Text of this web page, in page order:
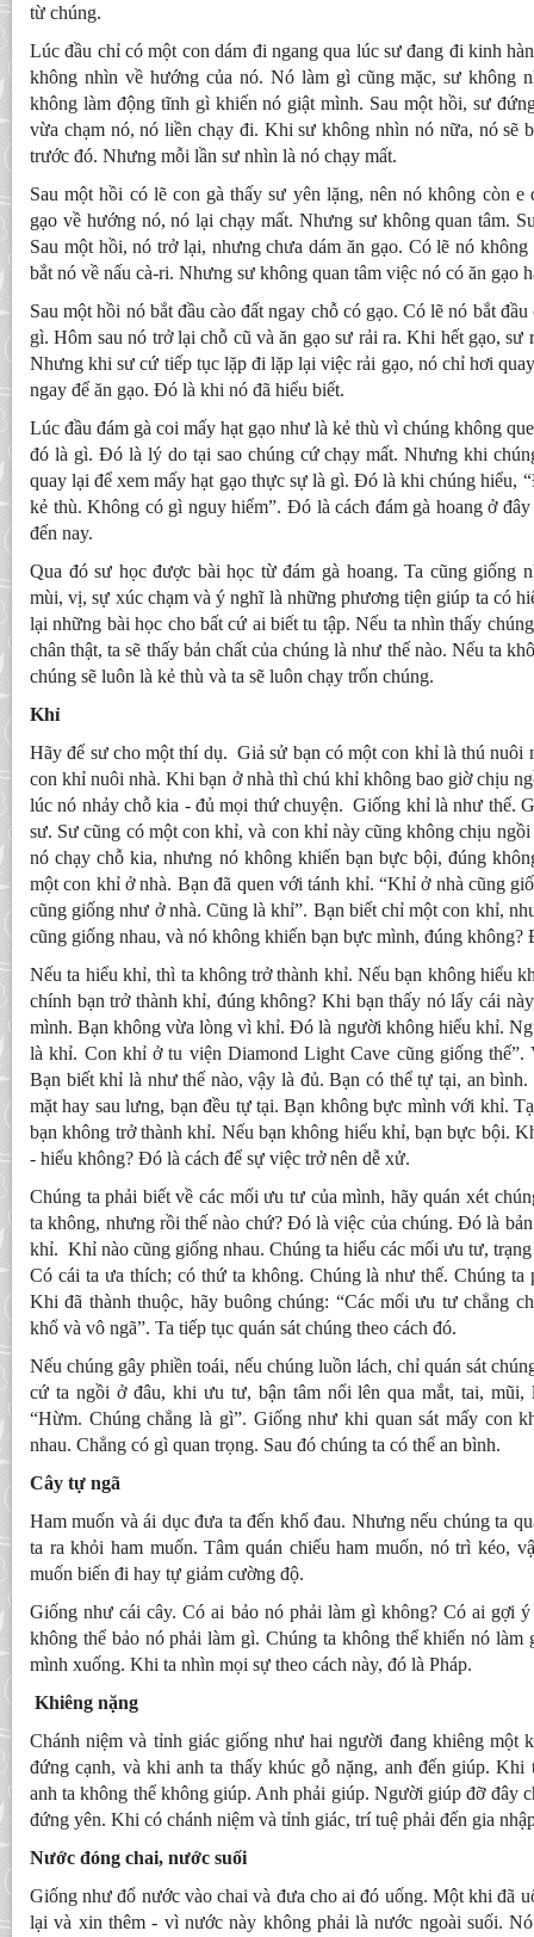
từ chúng.
Lúc đầu chỉ có một con dám đi ngang qua lúc sư đang đi kinh
không nhìn về hướng của nó. Nó làm gì cũng mặc, sư không
không làm động tĩnh gì khiến nó giật mình. Sau một hồi, sư
vừa chạm nó, nó liền chạy đi. Khi sư không nhìn nó nữa, nó sẽ
trước đó. Nhưng mỗi lần sư nhìn là nó chạy mất.
Sau một hồi có lẽ con gà thấy sư yên lặng, nên nó không còn
gạo về hướng nó, nó lại chạy mất. Nhưng sư không quan tâm.
Sau một hồi, nó trở lại, nhưng chưa dám ăn gạo. Có lẽ nó
bắt nó về nấu cà-ri. Nhưng sư không quan tâm việc nó có ăn gạo
Sau một hồi nó bắt đầu cào đất ngay chỗ có gạo. Có lẽ nó bắt
gì. Hôm sau nó trở lại chỗ cũ và ăn gạo sư rải ra. Khi hết gạo, sư
Nhưng khi sư cứ tiếp tục lặp đi lặp lại việc rải gạo, nó chỉ hơi
ngay để ăn gạo. Đó là khi nó đã hiểu biết.
Lúc đầu đám gà coi mấy hạt gạo như là kẻ thù vì chúng không
đó là gì. Đó là lý do tại sao chúng cứ chạy mất. Nhưng khi
quay lại để xem mấy hạt gạo thực sự là gì. Đó là khi chúng hiểu,
kẻ thù. Không có gì nguy hiểm”. Đó là cách đám gà hoang ở
đến nay.
Qua đó sư học được bài học từ đám gà hoang. Ta cũng giống
mùi, vị, sự xúc chạm và ý nghĩ là những phương tiện giúp ta có
lại những bài học cho bất cứ ai biết tu tập. Nếu ta nhìn thấy
chân thật, ta sẽ thấy bản chất của chúng là như thế nào. Nếu ta
chúng sẽ luôn là kẻ thù và ta sẽ luôn chạy trốn chúng.
Khỉ
Hãy để sư cho một thí dụ. Giả sử bạn có một con khỉ là thú nuôi
con khỉ nuôi nhà. Khi bạn ở nhà thì chú khỉ không bao giờ chịu
lúc nó nhảy chỗ kia - đủ mọi thứ chuyện. Giống khỉ là như thế.
sư. Sư cũng có một con khỉ, và con khỉ này cũng không chịu
nó chạy chỗ kia, nhưng nó không khiến bạn bực bội, đúng
một con khỉ ở nhà. Bạn đã quen với tánh khỉ. “Khỉ ở nhà cũng
cũng giống như ở nhà. Cũng là khỉ”. Bạn biết chỉ một con khỉ,
cũng giống nhau, và nó không khiến bạn bực mình, đúng
Nếu ta hiểu khỉ, thì ta không trở thành khỉ. Nếu bạn không hiểu
chính bạn trở thành khỉ, đúng không? Khi bạn thấy nó lấy cái
mình. Bạn không vừa lòng vì khỉ. Đó là người không hiểu khỉ.
là khỉ. Con khỉ ở tu viện Diamond Light Cave cũng giống
Bạn biết khỉ là như thế nào, vậy là đủ. Bạn có thể tự tại, an
mặt hay sau lưng, bạn đều tự tại. Bạn không bực mình với khỉ.
bạn không trở thành khỉ. Nếu bạn không hiểu khỉ, bạn bực bội.
- hiểu không? Đó là cách để sự việc trở nên dễ xử.
Chúng ta phải biết về các mối ưu tư của mình, hãy quán xét
ta không, nhưng rồi thế nào chứ? Đó là việc của chúng. Đó là
khỉ. Khỉ nào cũng giống nhau. Chúng ta hiểu các mối ưu tư,
Có cái ta ưa thích; có thứ ta không. Chúng là như thế. Chúng ta
Khi đã thành thuộc, hãy buông chúng: “Các mối ưu tư chẳng
khổ và vô ngã”. Ta tiếp tục quán sát chúng theo cách đó.
Nếu chúng gây phiền toái, nếu chúng luồn lách, chỉ quán sát
cứ ta ngồi ở đâu, khi ưu tư, bận tâm nổi lên qua mắt, tai, mũi,
“Hừm. Chúng chẳng là gì”. Giống như khi quan sát mấy con
nhau. Chẳng có gì quan trọng. Sau đó chúng ta có thể an bình.
Cây tự ngã
Ham muốn và ái dục đưa ta đến khổ đau. Nhưng nếu chúng ta
ta ra khỏi ham muốn. Tâm quán chiếu ham muốn, nó trì kéo,
muốn biến đi hay tự giảm cường độ.
Giống như cái cây. Có ai bảo nó phải làm gì không? Có ai gợi
không thể bảo nó phải làm gì. Chúng ta không thể khiến nó
mình xuống. Khi ta nhìn mọi sự theo cách này, đó là Pháp.
Khiêng nặng
Chánh niệm và tỉnh giác giống như hai người đang khiêng một
đứng cạnh, và khi anh ta thấy khúc gỗ nặng, anh đến giúp. Khi
anh ta không thể không giúp. Anh phải giúp. Người giúp đỡ đây
đứng yên. Khi có chánh niệm và tỉnh giác, trí tuệ phải đến gia
Nước đóng chai, nước suối
Giống như đổ nước vào chai và đưa cho ai đó uống. Một khi đã
lại và xin thêm - vì nước này không phải là nước ngoài suối.